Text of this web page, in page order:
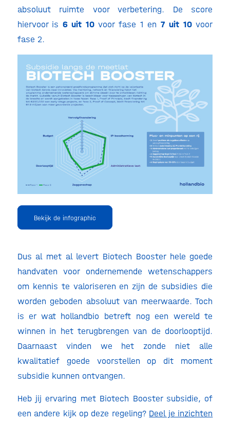
absoluut ruimte voor verbetering. De score
hiervoor is 6 uit 10voor fase 1 en 7 uit 10voor
fase 2.
Bekijk de infographic
Dus al met al levert Biotech Booster hele goede
handvaten voor ondernemende wetenschappers
om kennis te valoriseren en zijn de subsidies die
worden geboden absoluut van meerwaarde. Toch
is er wat hollandbio betreft nog een wereld te
winnen in het terugbrengen van de doorlooptijd.
Daarnaast vinden we het zonde niet alle
kwalitatief goede voorstellen op dit moment
subsidie kunnen ontvangen.
Heb jij ervaring met Biotech Booster subsidie, of
een andere kijk op deze regeling? Deel je inzichten